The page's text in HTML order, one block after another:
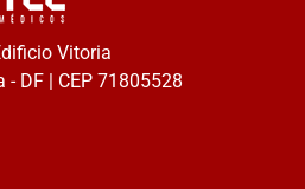
Vitoria
- DF | CEP 71805528